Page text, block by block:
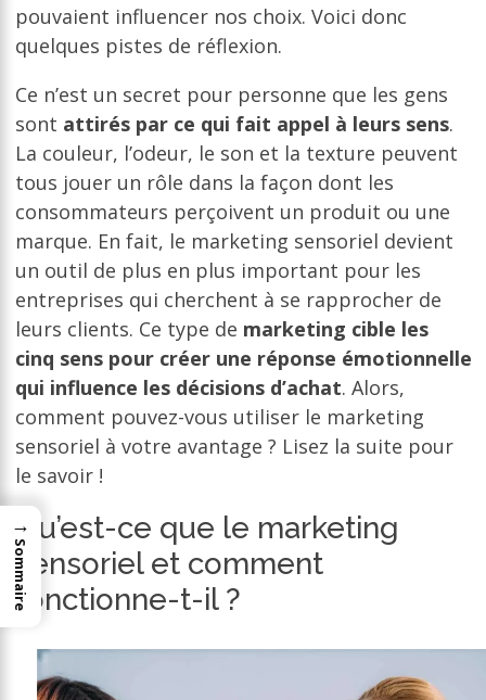
pouvaient influencer nos choix. Voici donc
quelques pistes de réflexion.
Ce n’est un secret pour personne que les gens
sont attirés par ce qui fait appel à leurs sens.
La couleur, l’odeur, le son et la texture peuvent
tous jouer un rôle dans la façon dont les
consommateurs perçoivent un produit ou une
marque. En fait, le marketing sensoriel devient
un outil de plus en plus important pour les
entreprises qui cherchent à se rapprocher de
leurs clients. Ce type de marketing cible les
cinq sens pour créer une réponse émotionnelle
qui influence les décisions d’achat. Alors,
comment pouvez-vous utiliser le marketing
sensoriel à votre avantage ? Lisez la suite pour
le savoir !
Qu’est-ce que le marketing
sensoriel et comment
fonctionne-t-il ?
→
Sommaire